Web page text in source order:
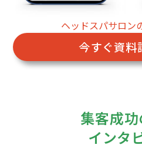
ヘッドスパサロン
今すぐ資料
集客成
インタ